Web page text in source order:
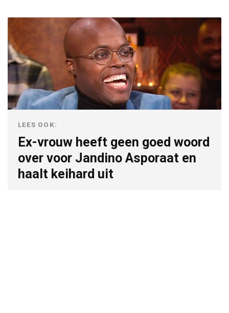
LEES OOK:
Ex-vrouw heeft geen goed woord
over voor Jandino Asporaat en
haalt keihard uit